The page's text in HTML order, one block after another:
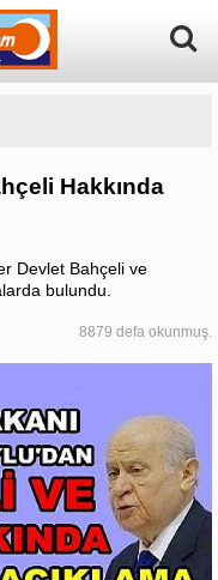
Hakkında
Devlet Bahçeli ve
bulundu.
8879 defa okunmuş.